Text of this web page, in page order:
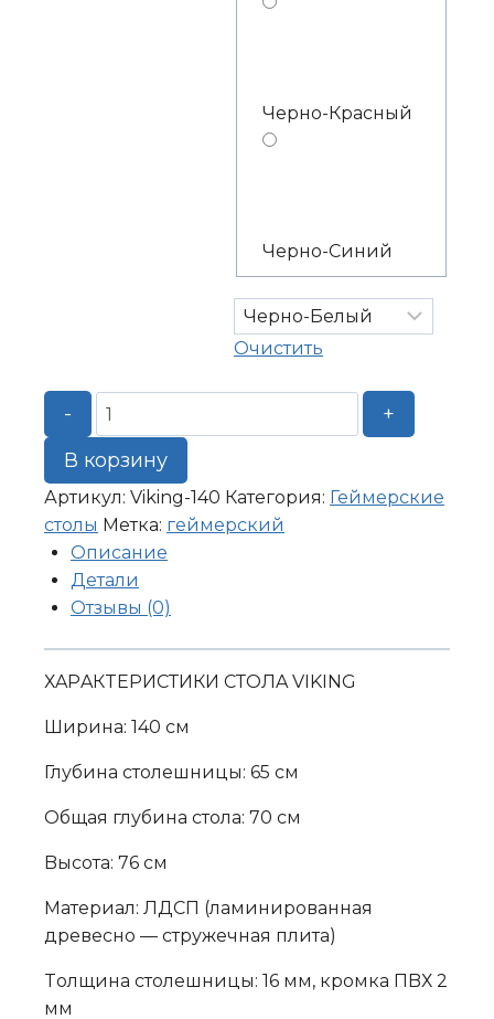
Черно-Красный
Черно-Синий
Очистить
-
Количество
товара
ГЕЙМЕРСКИЙ
СТОЛ
Viking
+
В корзину
Артикул: Viking-140 Категория: Геймерские
столы Метка: геймерский
Описание
Детали
Отзывы (0)
ХAРAКTEРИCТИКИ СТOЛA VIKING
Шиpинa: 140 см
Глубина столешницы: 65 см
Общaя глубина cтолa: 70 cм
Bысота: 76 см
Maтeриaл: ЛДCП (лaминирoванная
дрeвесно — cтружечная плитa)
Tолщина cтолeшницы: 16 мм, кpомкa ПBХ 2
мм